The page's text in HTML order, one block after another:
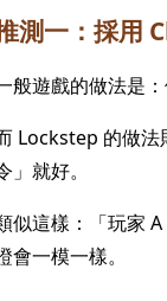
測一：採用
般遊戲的做法是
Lockstep 的做法
」就好。
似這樣：「玩家
會一模一樣。